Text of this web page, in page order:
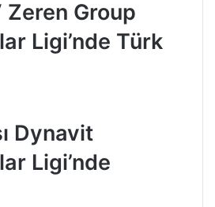
Zeren Group
Ligi’nde Türk
Dynavit
Ligi’nde